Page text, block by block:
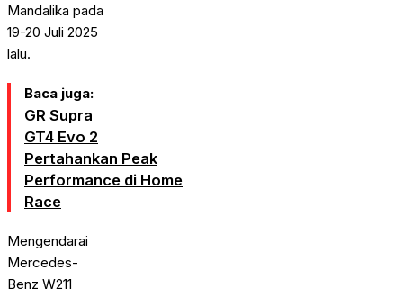
Mandalika pada
19-20 Juli 2025
lalu.
Baca juga:
GR Supra
GT4 Evo 2
Pertahankan Peak
Performance di Home
Race
Mengendarai
Mercedes-
Benz W211